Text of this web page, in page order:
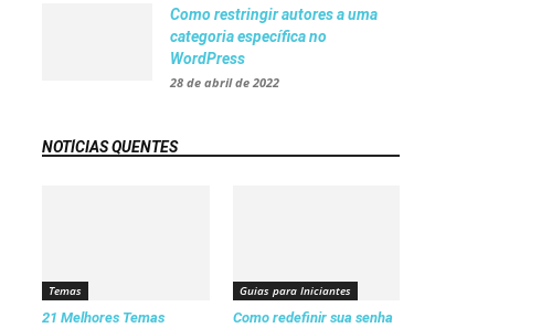
Como restringir autores a uma
categoria específica no
WordPress
28 de abril de 2022
NOTÍCIAS QUENTES
Temas
21 Melhores Temas
Guias para Iniciantes
Como redefinir sua senha